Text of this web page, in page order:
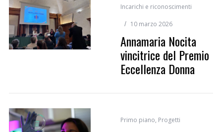
Incarichi e riconoscimenti
10 marzo 2026
Annamaria Nocita
vincitrice del Premio
Eccellenza Donna
Primo piano, Progetti